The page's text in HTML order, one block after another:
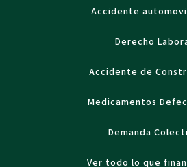
Accidente
Derecho
Accidente de
Medicamentos
Demanda
Ver todo lo que